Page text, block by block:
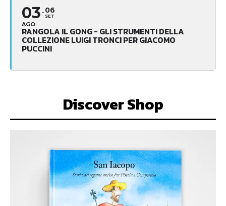
03
AGO
06
SET
RANGOLA IL GONG - GLI STRUMENTI DELLA
COLLEZIONE LUIGI TRONCI PER GIACOMO
PUCCINI
Discover Shop